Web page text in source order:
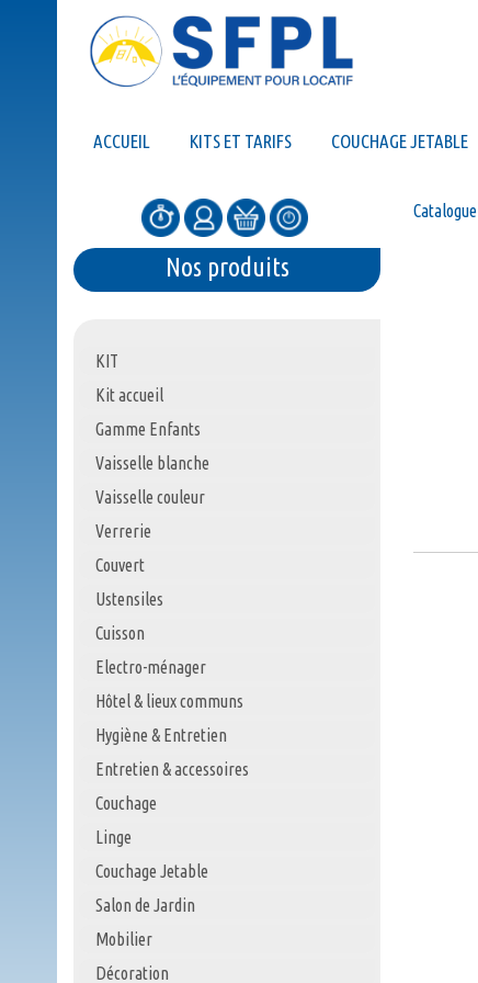
ACCUEIL KITS ET TARIFS COUCHAGE JETABLE
Nos produits
KIT
Kit accueil
Gamme Enfants
Vaisselle blanche
Vaisselle couleur
Verrerie
Couvert
Ustensiles
Cuisson
Electro-ménager
Hôtel & lieux communs
Hygiène & Entretien
Entretien & accessoires
Couchage
Linge
Couchage Jetable
Salon de Jardin
Mobilier
Décoration
Catalogue